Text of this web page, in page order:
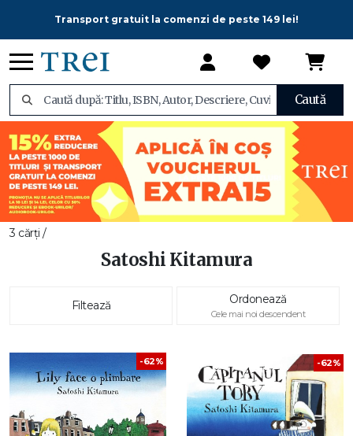
Transport gratuit la comenzi de peste 149 lei!
Caută
3 cărți /
Satoshi Kitamura
Filtează Ordonează
Cele mai noi descendent
-62% -62%